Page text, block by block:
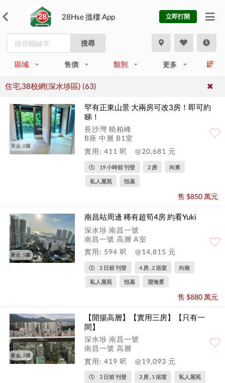
28Hse 搵樓 App 立即打開
搜尋
區域 售價 類別 更多
住宅,38校網(深水埗區) (63)
黃金, 8圖
罕有正東山景 大兩房可改3房！即可約
睇！
長沙灣 曉柏峰
B座 中層 B1室
實用: 411 呎
@20,681 元
19 小時前 刊登 2 房 向東
私人屋苑 恒基
售 $850 萬元
黃金, 5圖
南昌站周邊 稀有超筍4房 約看Yuki
深水埗 南昌一號
南昌一號 高層 A室
實用: 594 呎
@14,815 元
2 日前 刊登 4 房 , 2 浴室 向南
私人屋苑 恒基 望海景
售 $880 萬元
黃金, 7圖
【開揚高層】【實用三房】【只有一
間】
深水埗 南昌一號
南昌一號 高層
實用: 419 呎
@19,093 元
3 日前 刊登 3 房 , 1 浴室 私人屋苑